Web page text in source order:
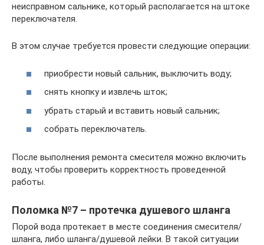
неисправном сальнике, который располагается на штоке
переключателя.
В этом случае требуется провести следующие операции:
приобрести новый сальник, выключить воду;
снять кнопку и извлечь шток;
убрать старый и вставить новый сальник;
собрать переключатель.
После выполнения ремонта смесителя можно включить
воду, чтобы проверить корректность проведенной
работы.
Поломка №7 – протечка душевого шланга
Порой вода протекает в месте соединения смесителя/
шланга, либо шланга/душевой лейки. В такой ситуации